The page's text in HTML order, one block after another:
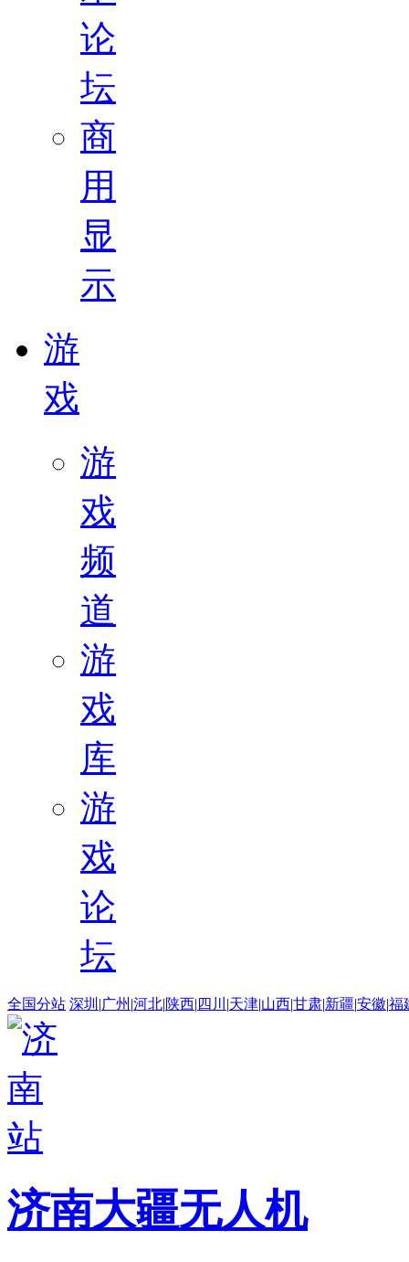
论
坛
商
用
显
示
游
戏
游
戏
频
道
游
戏
库
游
戏
论
坛
全国分站 深圳 |广州 |河北|陕西| 四川 |天津|山西|甘肃|新疆|安徽|福
济南大疆无人机